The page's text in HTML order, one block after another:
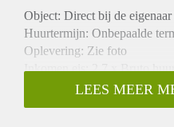
Object: Direct bij de eigenaar
Huurtermijn: Onbepaalde
Oplevering: Zie foto
Inkomen eis: 2,7 x Bruto
Garantiestelling mogelijk: Ja
Borg: 1 Maand
LEES MEER